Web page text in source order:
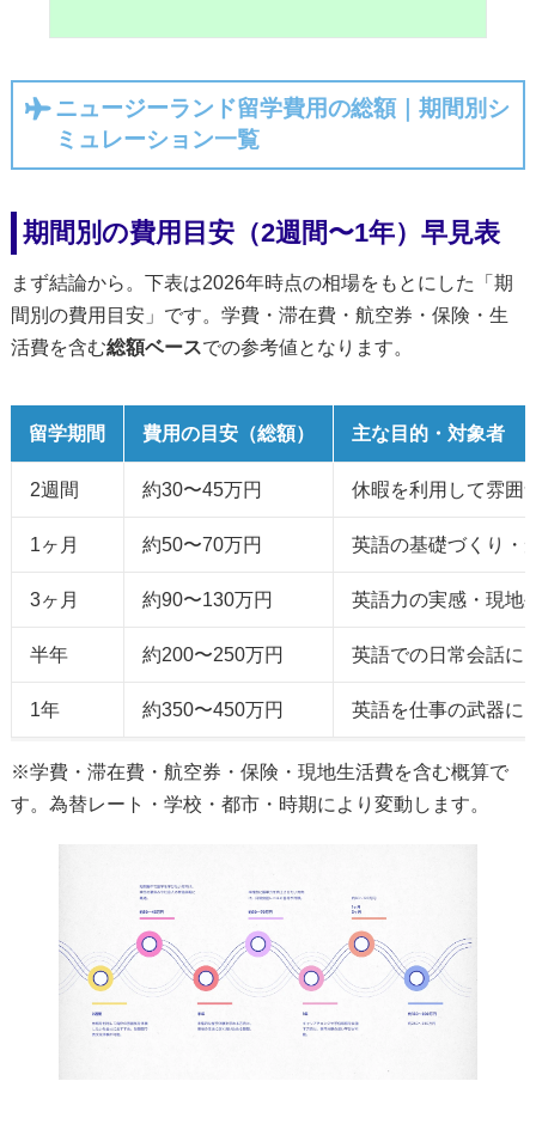
ニュージーランド留学費用の総額｜期間別シ
ミュレーション一覧
期間別の費用目安（2週間〜1年）早見表
まず結論から。下表は2026年時点の相場をもとにした「期
間別の費用目安」です。学費・滞在費・航空券・保険・生
活費を含む総額ベースでの参考値となります。
留学期間 費用の目安（総額） 主な目的・対象者
2週間 約30〜45万円 休暇を利用して雰囲
1ヶ月 約50〜70万円 英語の基礎づくり・
3ヶ月 約90〜130万円 英語力の実感・現地
半年 約200〜250万円 英語での日常会話に
1年 約350〜450万円 英語を仕事の武器に
※学費・滞在費・航空券・保険・現地生活費を含む概算で
す。為替レート・学校・都市・時期により変動します。